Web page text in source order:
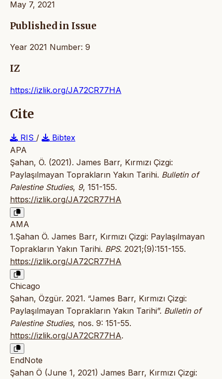
May 7, 2021
Published in Issue
Year 2021 Number: 9
IZ
https://izlik.org/JA72CR77HA
Cite
RIS /
Bibtex
APA
Şahan, Ö. (2021). James Barr, Kırmızı Çizgi:
Paylaşılmayan Toprakların Yakın Tarihi. Bulletin of
Palestine Studies, 9, 151-155.
https://izlik.org/JA72CR77HA
AMA
1.Şahan Ö. James Barr, Kırmızı Çizgi: Paylaşılmayan
Toprakların Yakın Tarihi. BPS. 2021;(9):151-155.
https://izlik.org/JA72CR77HA
Chicago
Şahan, Özgür. 2021. “James Barr, Kırmızı Çizgi:
Paylaşılmayan Toprakların Yakın Tarihi”. Bulletin of
Palestine Studies, nos. 9: 151-55.
https://izlik.org/JA72CR77HA.
EndNote
Şahan Ö (June 1, 2021) James Barr, Kırmızı Çizgi: